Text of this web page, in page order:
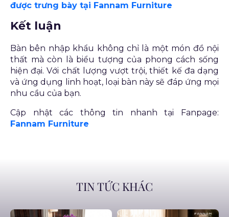
được trưng bày tại Fannam Furniture
Kết luận
Bàn bên nhập khẩu không chỉ là một món đồ nội
thất mà còn là biểu tượng của phong cách sống
hiện đại. Với chất lượng vượt trội, thiết kế đa dạng
và ứng dụng linh hoạt, loại bàn này sẽ đáp ứng mọi
nhu cầu của bạn.
Cập nhật các thông tin nhanh tại Fanpage:
Fannam Furniture
TIN TỨC KHÁC